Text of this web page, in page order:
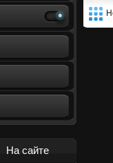
На сайте